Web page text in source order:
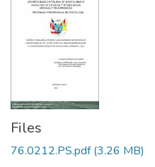
Files
76.0212.PS.pdf(3.26 MB)